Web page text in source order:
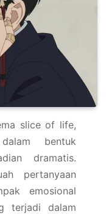
slice of life,
bentuk
dramatis.
pertanyaan
emosional
terjadi dalam